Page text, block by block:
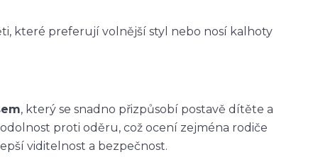
které preferují volnější styl nebo nosí kalhoty
, který se snadno přizpůsobí postavě dítěte a
proti oděru, což ocení zejména rodiče
viditelnost a bezpečnost.